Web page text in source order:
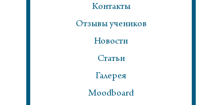
Контакты
Отзывы учеников
Новости
Статьи
Галерея
Moodboard